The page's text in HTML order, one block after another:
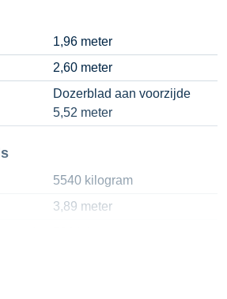
1,96 meter
2,60 meter
Dozerblad aan voorzijde
5,52 meter
5540 kilogram
3,89 meter